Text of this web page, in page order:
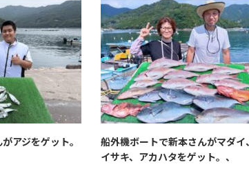
アジをゲット。
船外機ボートで新本さんがマダイ
イサキ、アカハタをゲット。、